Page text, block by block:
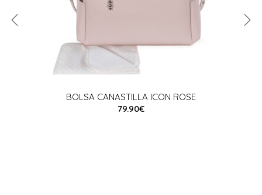
BOLSA CANASTILLA ICON ROSE
79.90€